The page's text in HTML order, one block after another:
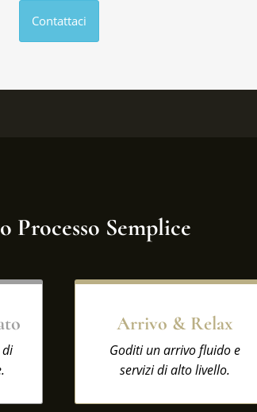
Contattaci
Processo Semplice
di
Arrivo & Relax
Goditi un arrivo fluido e
servizi di alto livello.